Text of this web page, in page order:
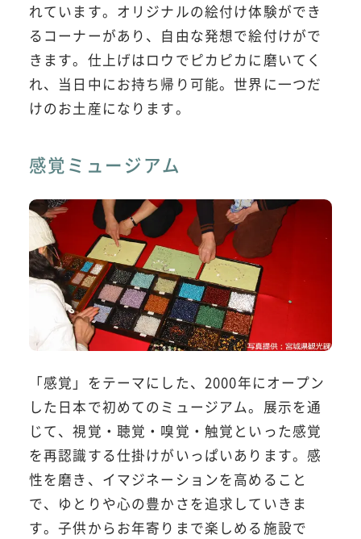
れています。オリジナルの絵付け体験ができ
るコーナーがあり、自由な発想で絵付けがで
きます。仕上げはロウでピカピカに磨いてく
れ、当日中にお持ち帰り可能。世界に一つだ
けのお土産になります。
感覚ミュージアム
「感覚」をテーマにした、2000年にオープン
した日本で初めてのミュージアム。展示を通
じて、視覚・聴覚・嗅覚・触覚といった感覚
を再認識する仕掛けがいっぱいあります。感
性を磨き、イマジネーションを高めること
で、ゆとりや心の豊かさを追求していきま
す。子供からお年寄りまで楽しめる施設で